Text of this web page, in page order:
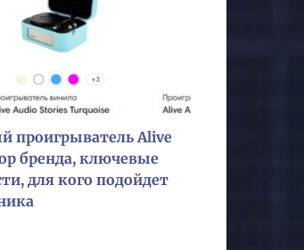
проигрыватель Alive
бренда, ключевые
для кого подойдет